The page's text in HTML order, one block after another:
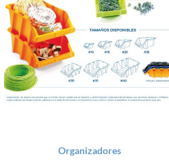
Organizadores